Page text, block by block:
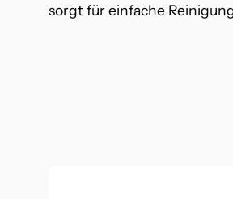
sorgt für einfache